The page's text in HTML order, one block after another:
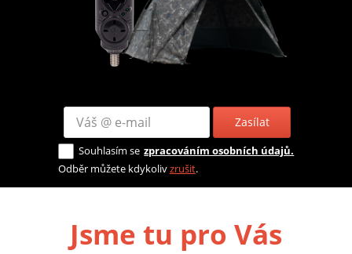
Zasílat
Souhlasím se zpracováním osobních údajů.
Odběr můžete kdykolivzrušit.
Jsme tu pro Vás